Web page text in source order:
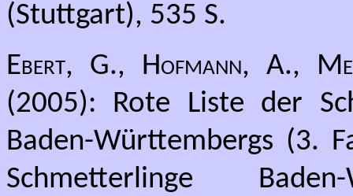
(Stuttgart), 535 S.
Ebert, G., Hofmann, A.,
(2005): Rote Liste der
Baden-Württembergs (3.
Schmetterlinge